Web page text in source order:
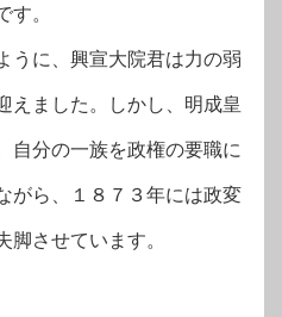
す。
うに、興宣大院君は力の弱
えました。しかし、明成皇
自分の一族を政権の要職に
がら、１８７３年には政変
脚させています。